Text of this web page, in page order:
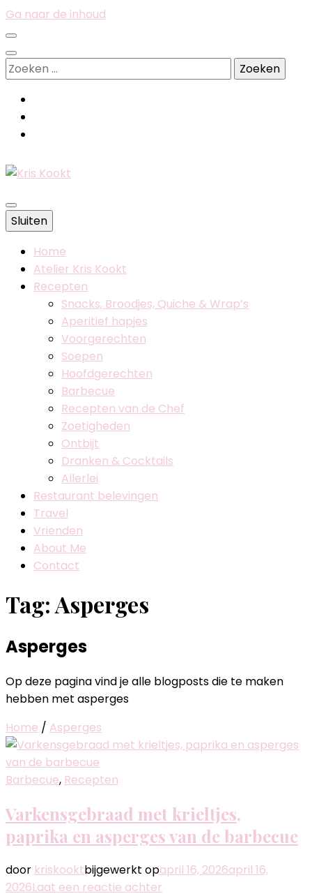
Ga naar de inhoud
Zoeken
naar:
Kris Kookt
Belgische foodblog
Sluiten
Home
Atelier Kris Kookt
Recepten
Snacks, Broodjes, Quiche & Wrap’s
Aperitief hapjes
Voorgerechten
Soepen
Hoofdgerechten
Barbecue
Recepten van de Chef
Zoetigheden
Ontbijt
Dranken & Cocktails
Allerlei
Restaurant belevingen
Travel
Vrienden
About Me
Contact
Tag:Asperges
Asperges
Op deze pagina vind je alle blogposts die te maken
hebben met asperges
Home / Asperges
Barbecue, Recepten
Varkensgebraad met krieltjes,
paprika en asperges van de barbecue
door kriskooktbijgewerkt opapril 16, 2026april 16,
2026Laat een reactie achter